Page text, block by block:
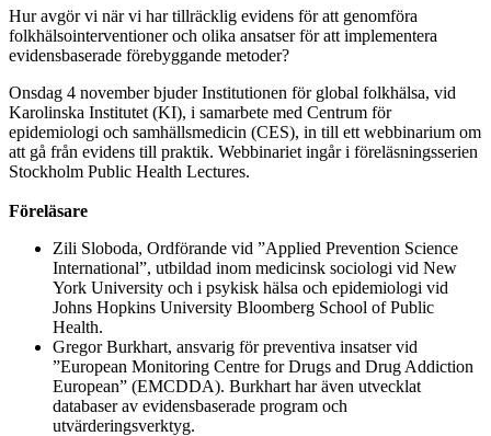
Hur avgör vi när vi har tillräcklig evidens för att genomföra
folkhälsointerventioner och olika ansatser för att implementera
evidensbaserade förebyggande metoder?
Onsdag 4 november bjuder Institutionen för global folkhälsa, vid
Karolinska Institutet (KI), i samarbete med Centrum för
epidemiologi och samhällsmedicin (CES), in till ett webbinarium om
att gå från evidens till praktik. Webbinariet ingår i föreläsningsserien
Stockholm Public Health Lectures.
Föreläsare
Zili Sloboda, Ordförande vid ”Applied Prevention Science
International”, utbildad inom medicinsk sociologi vid New
York University och i psykisk hälsa och epidemiologi vid
Johns Hopkins University Bloomberg School of Public
Health.
Gregor Burkhart, ansvarig för preventiva insatser vid
”European Monitoring Centre for Drugs and Drug Addiction
European” (EMCDDA). Burkhart har även utvecklat
databaser av evidensbaserade program och
utvärderingsverktyg.